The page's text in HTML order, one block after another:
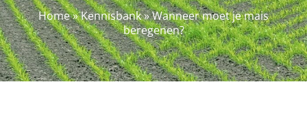
Home»Kennisbank»Wanneer moet je mais
beregenen?